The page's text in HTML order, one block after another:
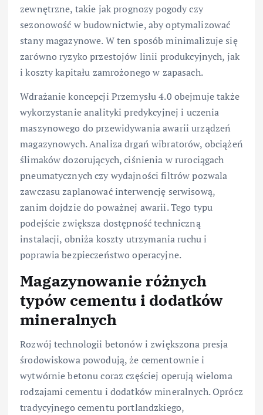
zewnętrzne, takie jak prognozy pogody czy
sezonowość w budownictwie, aby optymalizować
stany magazynowe. W ten sposób minimalizuje się
zarówno ryzyko przestojów linii produkcyjnych, jak
i koszty kapitału zamrożonego w zapasach.
Wdrażanie koncepcji Przemysłu 4.0 obejmuje także
wykorzystanie analityki predykcyjnej i uczenia
maszynowego do przewidywania awarii urządzeń
magazynowych. Analiza drgań wibratorów, obciążeń
ślimaków dozorujących, ciśnienia w rurociągach
pneumatycznych czy wydajności filtrów pozwala
zawczasu zaplanować interwencję serwisową,
zanim dojdzie do poważnej awarii. Tego typu
podejście zwiększa dostępność techniczną
instalacji, obniża koszty utrzymania ruchu i
poprawia bezpieczeństwo operacyjne.
Magazynowanie różnych
typów cementu i dodatków
mineralnych
Rozwój technologii betonów i zwiększona presja
środowiskowa powodują, że cementownie i
wytwórnie betonu coraz częściej operują wieloma
rodzajami cementu i dodatków mineralnych. Oprócz
tradycyjnego cementu portlandzkiego,